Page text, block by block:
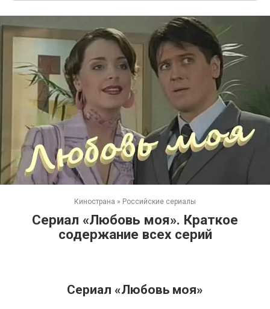
Кинострана » Российские сериалы
Сериал «Любовь моя». Краткое
содержание всех серий
Сериал «Любовь моя»